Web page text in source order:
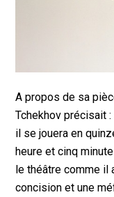
A propos de sa
Tchekhov précisait
il se jouera en
heure et cinq
le théâtre comme il
concision et une